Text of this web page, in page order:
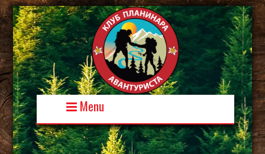
Skip
to
content
Menu